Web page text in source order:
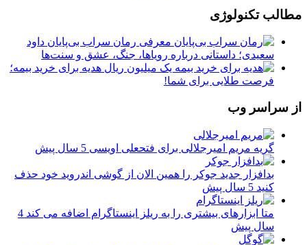
مطالب تکنولوژی
معرفی رمان سراب بی‌پایان داود
سعیدی؛ داستانی درباره رویاها، جنگ، عشق و سنت‌ها
یک میلیون ریال هدیه برای خرید بیمه؛
فرصت طلایی برای شما!
از سراسر وب
گریه مریم امیرجلالی برای فتحعلی اویسی 5 سال پیش
بدافزار جدید جوکر را همین الان از گوشی اندروید خود حذف
کنید 5 سال پیش
متا ابزارهای بیشتری را به ریلز اینستاگرام اضافه می کند 4
سال پیش